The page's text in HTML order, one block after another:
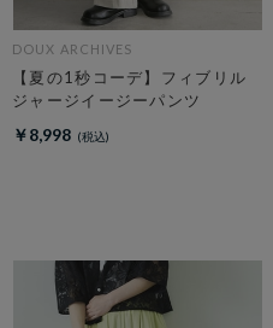
DOUX ARCHIVES
【夏の1秒コーデ】フィブリル
ジャージイージーパンツ
￥8,998